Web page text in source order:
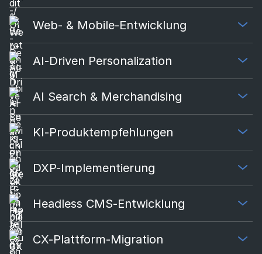
Web- & Mobile-Entwicklung
AI-Driven Personalization
AI Search & Merchandising
KI-Produktempfehlungen
DXP-Implementierung
Headless CMS-Entwicklung
CX-Plattform-Migration